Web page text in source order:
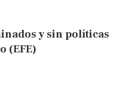
y sin políticas
(EFE)